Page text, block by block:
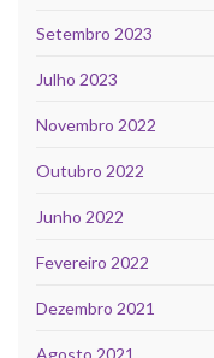
Setembro 2023
Julho 2023
Novembro 2022
Outubro 2022
Junho 2022
Fevereiro 2022
Dezembro 2021
Agosto 2021